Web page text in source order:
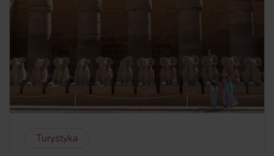
więcej...
Turystyka